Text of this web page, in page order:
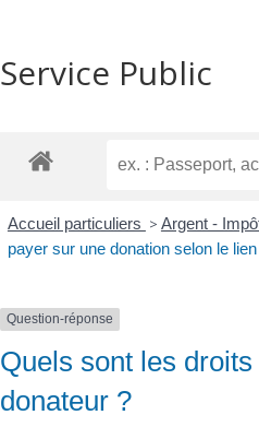
Service Public
Accueil particuliers > Argent -
payer sur une donation selon le
Question-réponse
Quels sont les
donateur ?